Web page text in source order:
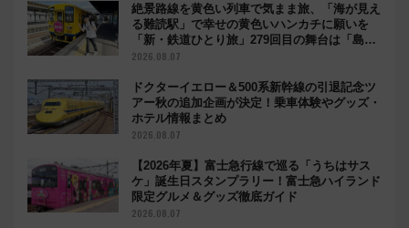
絶景路線を黄色い列車で気まま旅、「海が見え
る難読駅」で幸せの黄色いハンカチに願いを
「新・鉄道ひとり旅」279回目の舞台は「島原
鉄道」
2026.08.07
ドクターイエロー＆500系新幹線の引退記念ツ
アー秋の追加企画が決定！乗車体験やグッズ・
ホテル情報まとめ
2026.08.07
【2026年夏】富士急行線で巡る「うちはサス
ケ」誕生日スタンプラリー！富士急ハイランド
限定グルメ＆グッズ徹底ガイド
2026.08.07